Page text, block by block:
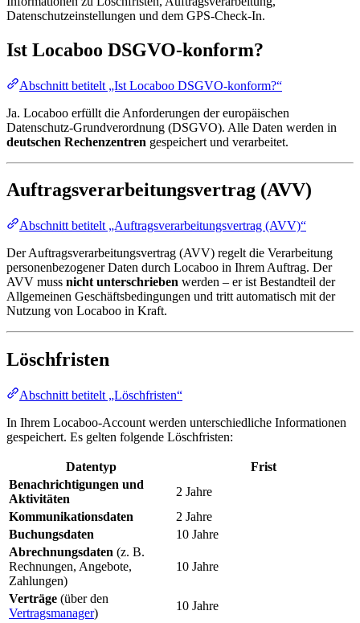
Datenschutzeinstellungen und dem GPS-Check-In.
Ist Locaboo DSGVO-konform?
Abschnitt betitelt „Ist Locaboo DSGVO-konform?“
Ja. Locaboo erfüllt die Anforderungen der europäischen
Datenschutz-Grundverordnung (DSGVO). Alle Daten werden in
deutschen Rechenzentren gespeichert und verarbeitet.
Auftragsverarbeitungsvertrag (AVV)
Abschnitt betitelt „Auftragsverarbeitungsvertrag (AVV)“
Der Auftragsverarbeitungsvertrag (AVV) regelt die Verarbeitung
personenbezogener Daten durch Locaboo in Ihrem Auftrag. Der
AVV muss nicht unterschrieben werden – er ist Bestandteil der
Allgemeinen Geschäftsbedingungen und tritt automatisch mit der
Nutzung von Locaboo in Kraft.
Löschfristen
Abschnitt betitelt „Löschfristen“
In Ihrem Locaboo-Account werden unterschiedliche Informationen
gespeichert. Es gelten folgende Löschfristen:
Datentyp
Frist
Benachrichtigungen und
Aktivitäten
2 Jahre
Kommunikationsdaten
2 Jahre
Buchungsdaten
10 Jahre
Abrechnungsdaten (z. B.
Rechnungen, Angebote,
Zahlungen)
10 Jahre
Verträge (über den
Vertragsmanager)
10 Jahre